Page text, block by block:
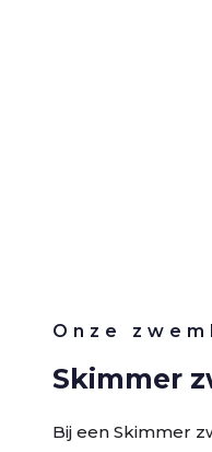
Onze
Skimmer
Bij een Skimmer